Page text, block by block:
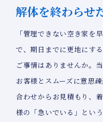
解体を終わらせ
「管理できない空き家を
で、期日までに更地にす
ご事情はありませんか。
お客様とスムーズに意思
合わせからお見積もり、
様の「急いでいる」とい